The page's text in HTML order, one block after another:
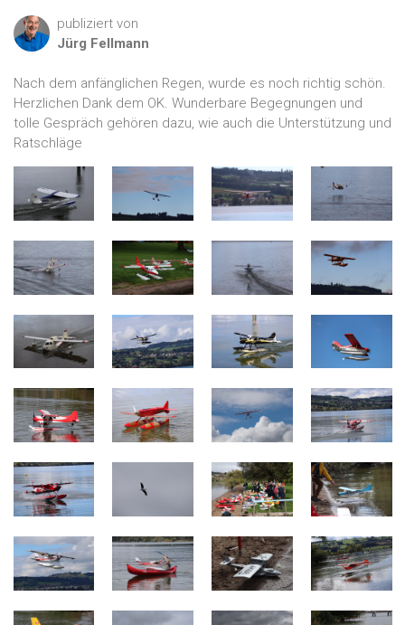
publiziert von
Jürg Fellmann
Nach dem anfänglichen Regen, wurde es noch richtig schön.
Herzlichen Dank dem OK. Wunderbare Begegnungen und
tolle Gespräch gehören dazu, wie auch die Unterstützung und
Ratschläge